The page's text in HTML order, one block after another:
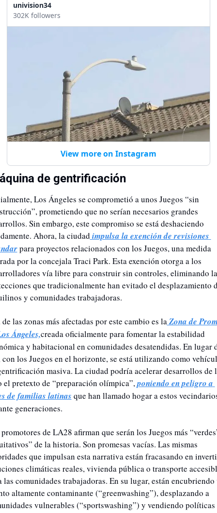
univision34
302K followers
View more on Instagram
de gentrificación
Los Ángeles se comprometió a unos Juegos “sin
prometiendo que no serían necesarios grandes
Sin embargo, este compromiso se está deshaciendo
Ahora, la ciudad impulsa la exención de revisiones
para proyectos relacionados con los Juegos, una medida
por la concejala Traci Park. Esta exención otorga a los
vía libre para construir sin controles, eliminando
que tradicionalmente han evitado el desplazamiento
y comunidades trabajadoras.
de las zonas más afectadas por este cambio es la Zona de
Ángeles,creada oficialmente para fomentar la estabilidad
y habitacional en comunidades desatendidas. En lugar
con los Juegos en el horizonte, se está utilizando como
masiva. La ciudad podría acelerar desarrollos de
el pretexto de “preparación olímpica”, poniendo en peligro a
de familias latinas que han llamado hogar a estos
generaciones.
de LA28 afirman que serán los Juegos más
de la historia. Son promesas vacías. Las mismas
que impulsan esta narrativa están fracasando en
climáticas reales, vivienda pública o transporte
las comunidades trabajadoras. En su lugar, están encubriendo
altamente contaminante (“greenwashing”), desplazando a
vulnerables (“sportswashing”) y vendiendo políticas